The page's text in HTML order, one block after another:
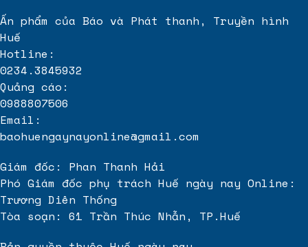
Ấn phẩm của Báo và Phát thanh, Truyền hình
Huế
Hotline:
0234.3845932
Quảng cáo:
0988807506
Email:
baohuengaynayonline@gmail.com
Giám đốc: Phan Thanh Hải
Phó Giám đốc phụ trách Huế ngày nay Online:
Trương Diên Thống
Tòa soạn: 61 Trần Thúc Nhẫn, TP.Huế